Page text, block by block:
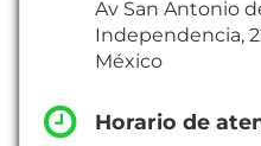
Av San Antonio
Independencia,
México
Horario de